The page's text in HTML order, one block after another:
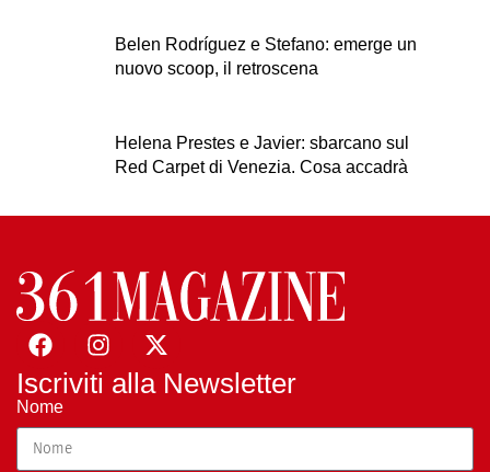
Belen Rodríguez e Stefano: emerge un
nuovo scoop, il retroscena
Helena Prestes e Javier: sbarcano sul
Red Carpet di Venezia. Cosa accadrà
Iscriviti alla Newsletter
Nome